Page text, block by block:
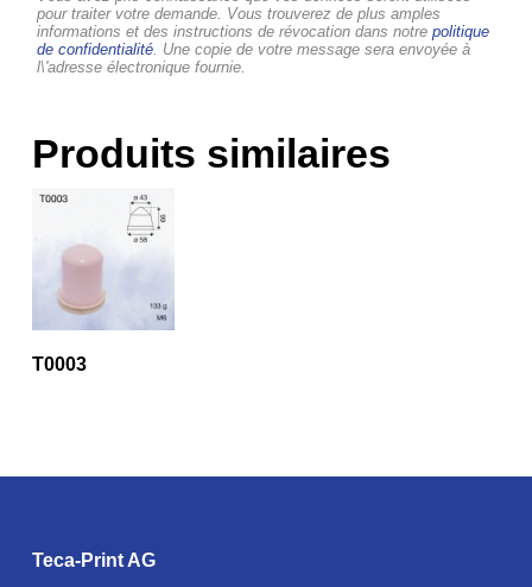
pour traiter votre demande. Vous trouverez de plus amples
informations et des instructions de révocation dans notrepolitique
de confidentialité. Une copie de votre message sera envoyée à
l\'adresse électronique fournie.
Produits similaires
T0003
Teca-Print AG